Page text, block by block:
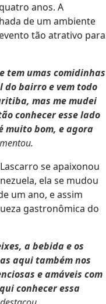
anos. A
de um ambiente
tão atrativo para
tem umas comidinhas
do bairro e vem todo
mas me mudei
conhecer esse lado
muito bom, e agora
se apaixonou
ela se mudou
um ano, e assim
gastronômica do
a bebida e os
aqui também nos
e amáveis com
conhecer essa